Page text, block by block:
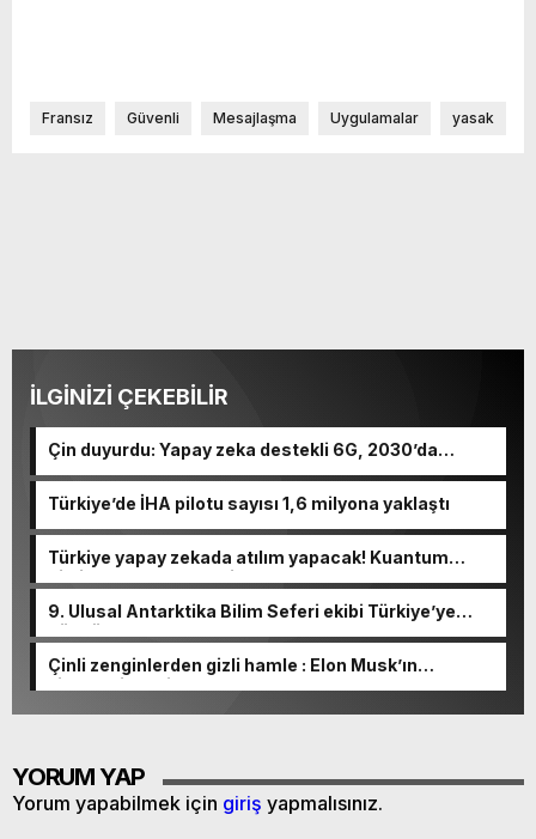
Fransız Güvenli Mesajlaşma Uygulamalar yasak
İLGİNİZİ ÇEKEBİLİR
Çin duyurdu: Yapay zeka destekli 6G, 2030’da
Türkiye’de İHA pilotu sayısı 1,6 milyona yaklaştı
Türkiye yapay zekada atılım yapacak! Kuantum
bilgisayar entegre edilecek…
9. Ulusal Antarktika Bilim Seferi ekibi Türkiye’ye
döndü
Çinli zenginlerden gizli hamle : Elon Musk’ın
şirketlerine milyonlarca dolar akıyor!
YORUM YAP
Yorum yapabilmek için giriş yapmalısınız.